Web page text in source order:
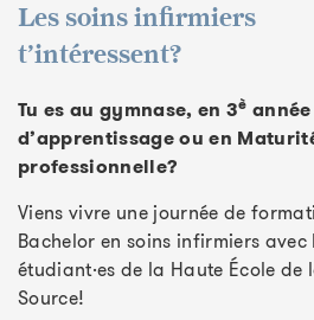
Les soins infirmiers
t’intéressent?
Tu es au gymnase, en 3è année
d’apprentissage ou en
professionnelle?
Viens vivre une journée de
Bachelor en soins infirmiers avec
étudiant·es de la Haute École de
Source!